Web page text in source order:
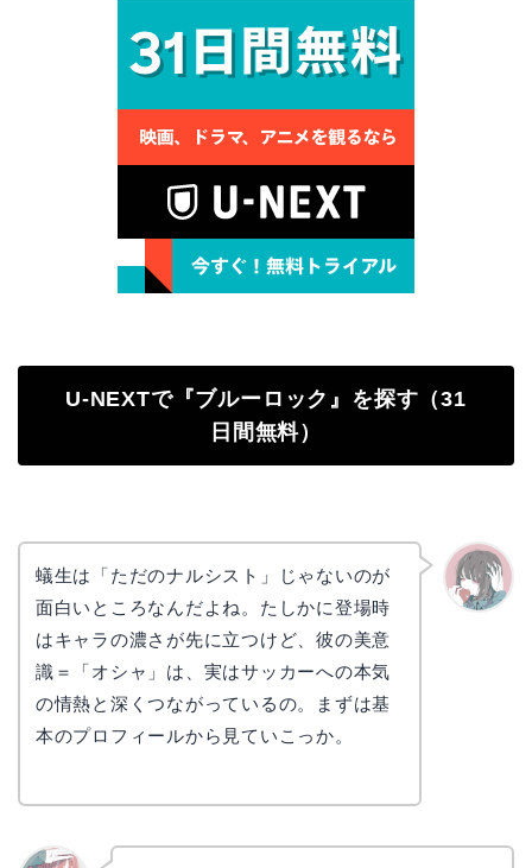
U-NEXTで『ブルーロック』を探す（31
日間無料）
蟻生は「ただのナルシスト」じゃないのが
面白いところなんだよね。たしかに登場時
はキャラの濃さが先に立つけど、彼の美意
識＝「オシャ」は、実はサッカーへの本気
の情熱と深くつながっているの。まずは基
本のプロフィールから見ていこっか。